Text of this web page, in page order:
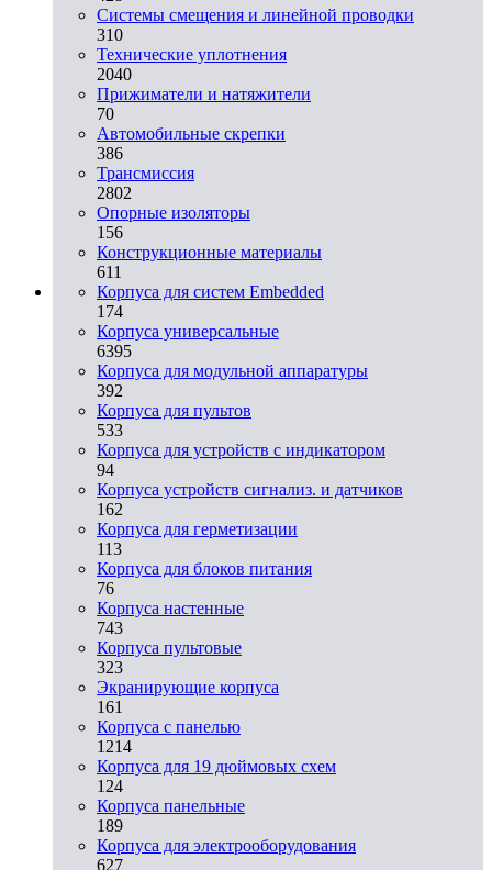
Системы смещения и линейной проводки
310
Технические уплотнения
2040
Прижиматели и натяжители
70
Автомобильные скрепки
386
Трансмиссия
2802
Опорные изоляторы
156
Конструкционные материалы
611
Корпуса для систем Embedded
174
Корпуса универсальные
6395
Корпуса для модульной аппаратуры
392
Корпуса для пультов
533
Корпуса для устройств с индикатором
94
Корпуса устройств сигнализ. и датчиков
162
Корпуса для герметизации
113
Корпуса для блоков питания
76
Корпуса настенные
743
Корпуса пультовые
323
Экранирующие корпуса
161
Корпуса с панелью
1214
Корпуса для 19 дюймовых схем
124
Корпуса панельные
189
Корпуса для электрооборудования
627